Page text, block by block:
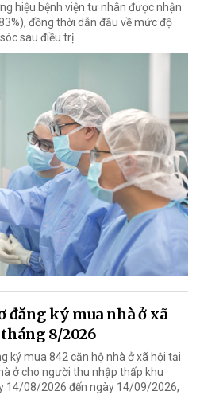
hiệu bệnh viện tư nhân được nhận
đồng thời dẫn đầu về mức độ
sau điều trị.
đăng ký mua nhà ở xã
8/2026
ký mua 842 căn hộ nhà ở xã hội tại
ở cho người thu nhập thấp khu
14/08/2026 đến ngày 14/09/2026,